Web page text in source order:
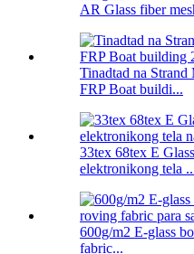
AR Glass fiber
Tinadtad na Strand
FRP Boat buildi...
33tex 68tex E
elektronikong tela
600g/m2 E-glass
fabric...